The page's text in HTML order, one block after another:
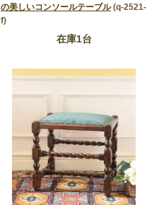
の美しいコンソールテーブル (q-2521-
f)
在庫1台